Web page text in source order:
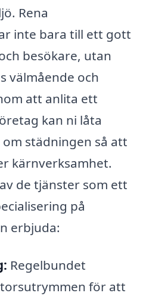
Rena
inte bara till ett gott
besökare, utan
välmående och
att anlita ett
kan ni låta
städningen så att
kärnverksamhet.
de tjänster som ett
på
erbjuda:
Regelbundet
för att